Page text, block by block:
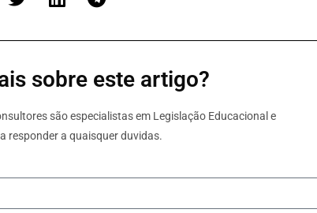
sobre este artigo?
são especialistas em Legislação Educacional e
responder a quaisquer duvidas.